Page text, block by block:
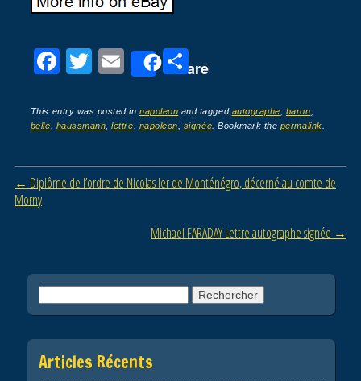
F
c
e
b
o
T
tt
er
E
ail
Share
P
ta
g
er
This entry was posted innapoleon and tagged autographe baron
belle
haussmann ,lettre napoleon signée . Bookmark the permalink
Post navigation
← Diplôme de l’ordre de Nicolas Ier de Monténégro, décerné au comte de
Morny
Michael FARADAY Lettre autographe signée →
Articles Récents